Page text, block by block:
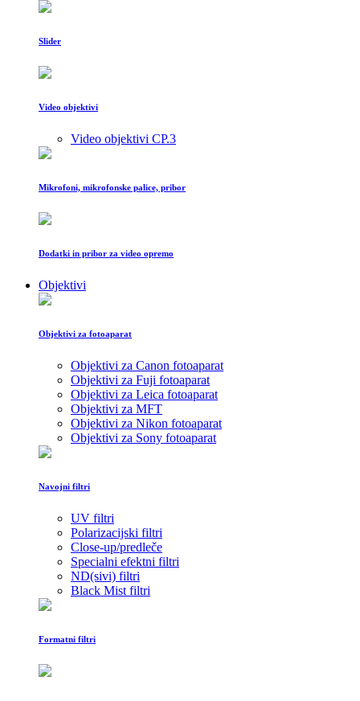
Slider
Video objektivi
Video objektivi CP.3
Mikrofoni, mikrofonske palice, pribor
Dodatki in pribor za video opremo
Objektivi
Objektivi za fotoaparat
Objektivi za Canon fotoaparat
Objektivi za Fuji fotoaparat
Objektivi za Leica fotoaparat
Objektivi za MFT
Objektivi za Nikon fotoaparat
Objektivi za Sony fotoaparat
Navojni filtri
UV filtri
Polarizacijski filtri
Close-up/predleče
Specialni efektni filtri
ND(sivi) filtri
Black Mist filtri
Formatni filtri